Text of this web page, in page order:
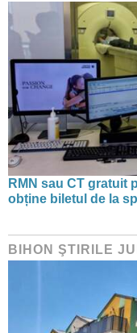
RMN sau CT gratuit
obține biletul de la
BIHON ŞTIRILE